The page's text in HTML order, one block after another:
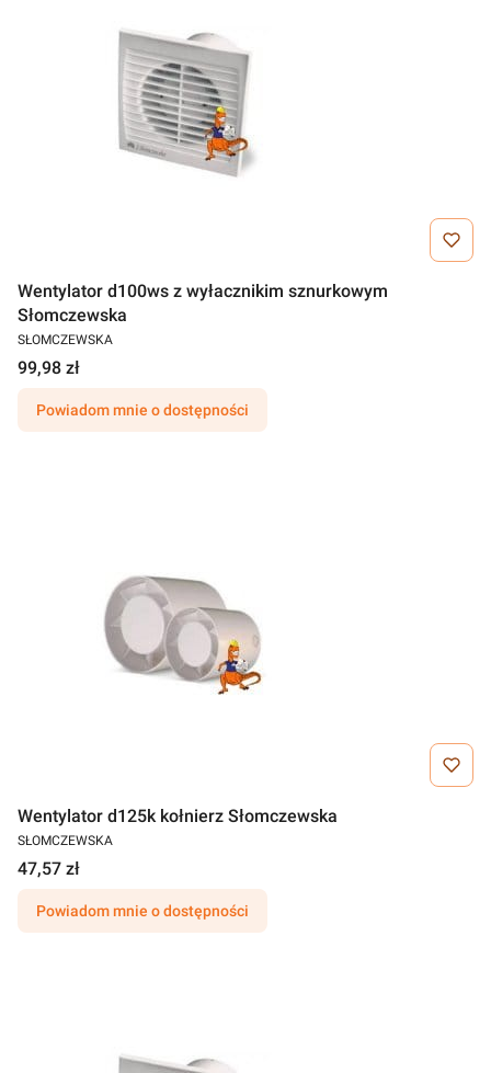
Wentylator d100ws z wyłacznikim sznurkowym
Słomczewska
SŁOMCZEWSKA
99,98 zł
Powiadom mnie o dostępności
Wentylator d125k kołnierz Słomczewska
SŁOMCZEWSKA
47,57 zł
Powiadom mnie o dostępności